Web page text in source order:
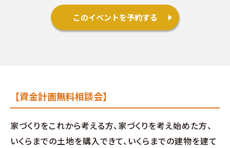
∟はじめての方へ
∟家づくりの流れ
このイベントを予約する
【資金計画無料相談会】
家づくりをこれから考える方、家づくりを考え始めた方、
いくらまでの土地を購入できて、いくらまでの建物を建て